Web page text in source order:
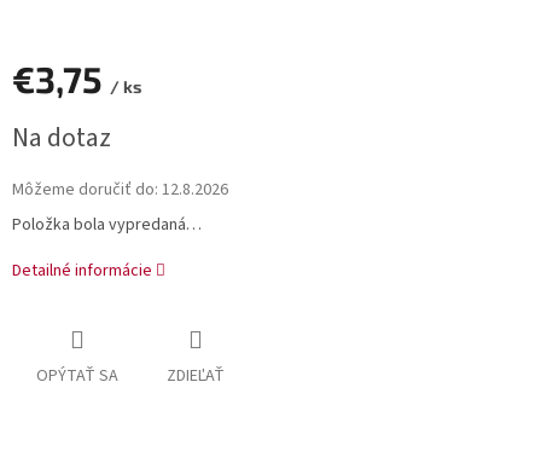
€3,75 / ks
cena:
Na dotaz
Môžeme doručiť do: 12.8.2026
Položka bola vypredaná…
Detailné informácie
OPÝTAŤ SA ZDIEĽAŤ